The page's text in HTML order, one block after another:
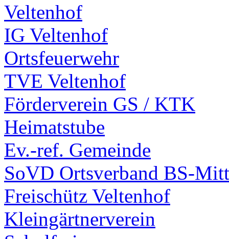
Veltenhof
IG Veltenhof
Ortsfeuerwehr
TVE Veltenhof
Förderverein GS / KTK
Heimatstube
Ev.-ref. Gemeinde
SoVD Ortsverband BS-
Freischütz Veltenhof
Kleingärtnerverein